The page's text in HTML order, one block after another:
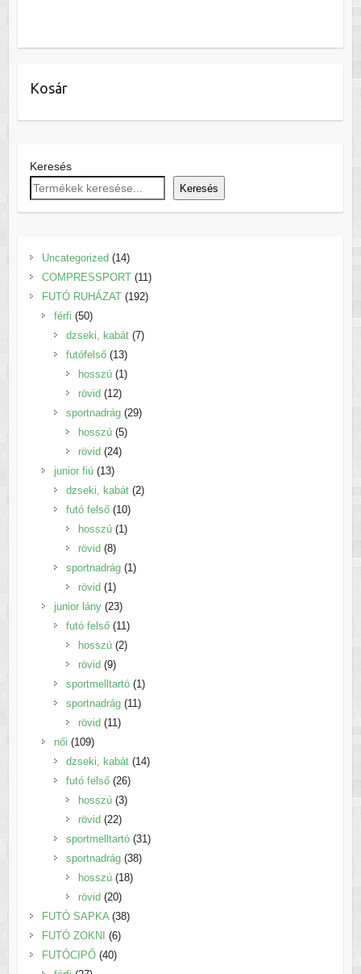
A
választhatók
variációja
Kosár
Keresés
Keresés
Uncategorized 1414
termék
COMPRESSPORT 1111
termék
FUTÓ RUHÁZAT 192192
férfi 5050
termék
dzseki, kabát 77
futófelső 1313
termék
hosszú 11
rövid 1212
termék
sportnadrág 2929
hosszú 55
rövid 2424
junior fiú 1313
termék
dzseki, kabát 22
futó felső 1010
termék
hosszú 11
rövid 88
termék
sportnadrág 11
rövid 11
termék
junior lány 2323
termék
futó felső 1111
termék
hosszú 22
rövid 99
termék
sportmelltartó 11
termék
sportnadrág 1111
rövid 1111
női 109109
termék
dzseki, kabát 1414
futó felső 2626
termék
hosszú 33
rövid 2222
termék
sportmelltartó 3131
sportnadrág 3838
hosszú 1818
rövid 2020
termék
FUTÓ SAPKA 3838
FUTÓ ZOKNI 66
termék
FUTÓCIPŐ 4040